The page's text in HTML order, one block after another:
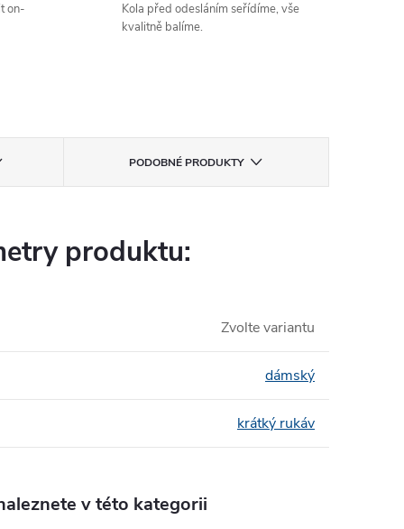
on-
Kola před odesláním seřídíme, vše
kvalitně balíme.
PODOBNÉ PRODUKTY
produktu:
Zvolte variantu
dámský
krátký rukáv
v této kategorii